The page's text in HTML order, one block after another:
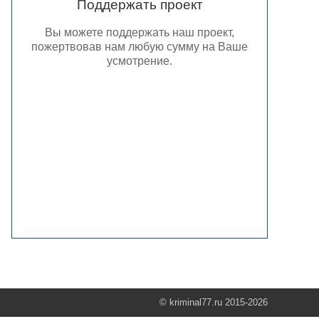
Поддержать проект
Вы можете поддержать наш проект,
пожертвовав нам любую сумму на Ваше
усмотрение.
© kriminal77.ru 2015-2026